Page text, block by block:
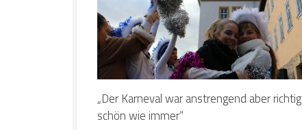
„Der Karneval war anstrengend aber richtig
schön wie immer“